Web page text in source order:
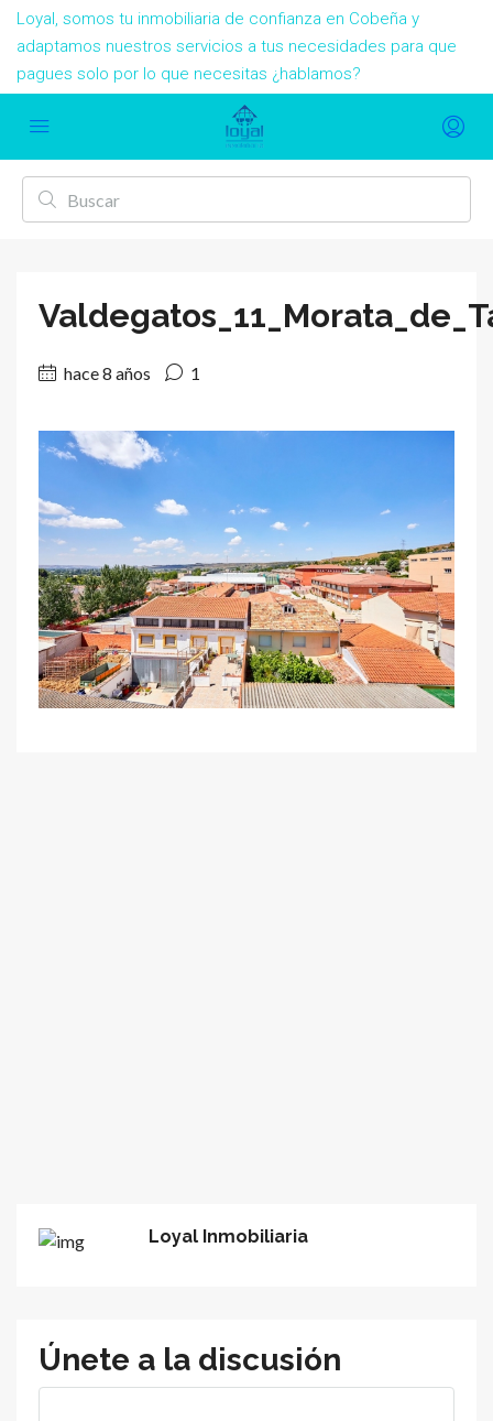
Loyal, somos tu inmobiliaria de confianza en Cobeña y
adaptamos nuestros servicios a tus necesidades para que
pagues solo por lo que necesitas ¿hablamos?
hace 8 años 1
Loyal Inmobiliaria
Únete a la discusión